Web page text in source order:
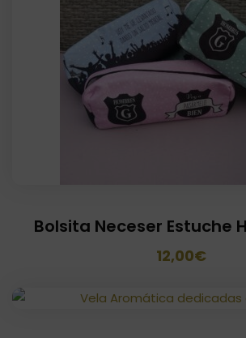
Bolsita Neceser Estuche
El
original
12,00€El